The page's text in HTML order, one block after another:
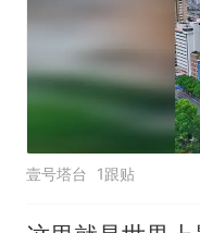
壹号塔台 1跟贴